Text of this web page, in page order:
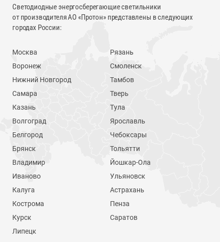
Светодиодные энергосберегающие светильники
от производителя АО «Протон» представлены в следующих
городах России:
Москва
Воронеж
Нижний Новгород
Самара
Казань
Волгоград
Белгород
Брянск
Владимир
Иваново
Калуга
Кострома
Курск
Липецк
Рязань
Смоленск
Тамбов
Тверь
Тула
Ярославль
Чебоксары
Тольятти
Йошкар-Ола
Ульяновск
Астрахань
Пенза
Саратов